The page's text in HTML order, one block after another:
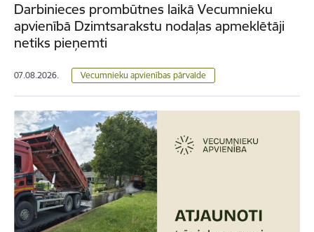
Darbinieces prombūtnes laikā Vecumnieku
apvienībā Dzimtsarakstu nodaļas apmeklētāji
netiks pieņemti
07.08.2026. Vecumnieku apvienības pārvalde